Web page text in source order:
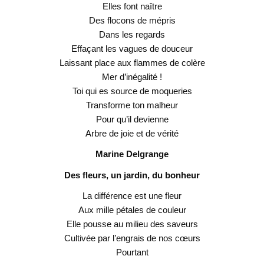
Elles font naître
Des flocons de mépris
Dans les regards
Effaçant les vagues de douceur
Laissant place aux flammes de colère
Mer d’inégalité !
Toi qui es source de moqueries
Transforme ton malheur
Pour qu’il devienne
Arbre de joie et de vérité
Marine Delgrange
Des fleurs, un jardin, du bonheur
La différence est une fleur
Aux mille pétales de couleur
Elle pousse au milieu des saveurs
Cultivée par l’engrais de nos cœurs
Pourtant